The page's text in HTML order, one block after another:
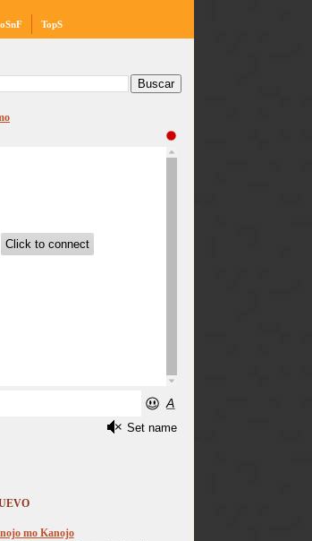
TopS
mo Kanojo